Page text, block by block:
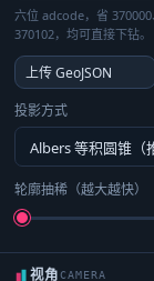
六位 adcode，省
370102，均可直接下钻。
上传 GeoJSON
投影方式
轮廓抽稀（越大越快）
视角CAMERA